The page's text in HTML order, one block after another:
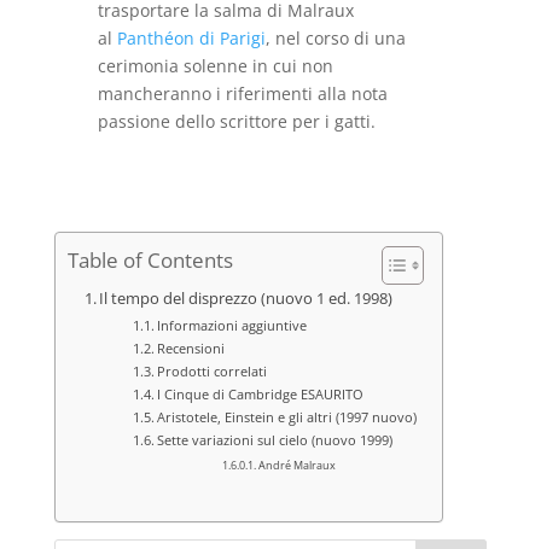
trasportare la salma di Malraux
al Panthéon di Parigi, nel corso di una
cerimonia solenne in cui non
mancheranno i riferimenti alla nota
passione dello scrittore per i gatti.
Table of Contents
Il tempo del disprezzo (nuovo 1 ed. 1998)
Informazioni aggiuntive
Recensioni
Prodotti correlati
I Cinque di Cambridge ESAURITO
Aristotele, Einstein e gli altri (1997 nuovo)
Sette variazioni sul cielo (nuovo 1999)
André Malraux